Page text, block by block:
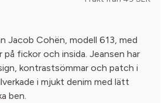
Jacob Cohën, modell 613, med
fickor och insida. Jeansen har
kontrastsömmar och patch i
i mjukt denim med lätt
ben.